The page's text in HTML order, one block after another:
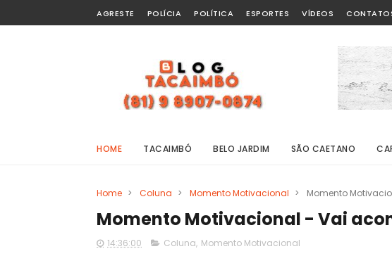
AGRESTE POLÍCIA POLÍTICA ESPORTES VÍDEOS
HOME TACAIMBÓ BELO JARDIM SÃO CAETANO
Home > Coluna > Momento Motivacional > Momento
Momento Motivacional - Vai
14:36:00 Coluna, Momento Motivacional